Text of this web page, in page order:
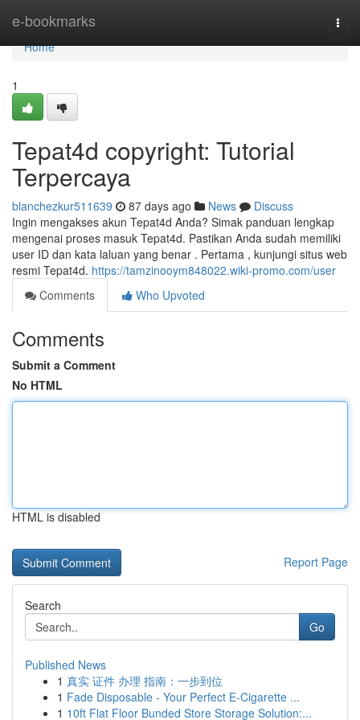
e-bookmarks
Home
Home
1
Tepat4d copyright: Tutorial
Terpercaya
blanchezkur511639 87 days ago News
Discuss
Ingin mengakses akun Tepat4d Anda? Simak panduan lengkap
mengenai proses masuk Tepat4d. Pastikan Anda sudah memiliki
user ID dan kata laluan yang benar . Pertama , kunjungi situs web
resmi Tepat4d. https://tamzinooym848022.wiki-promo.com/user
Comments
Who Upvoted
Comments
Submit a Comment
No HTML
HTML is disabled
Report Page
Search
Go
Published News
1 真实 证件 办理 指南：一步到位
1 Fade Disposable - Your Perfect E-Cigarette ...
1 10ft Flat Floor Bunded Store Storage Solution:...